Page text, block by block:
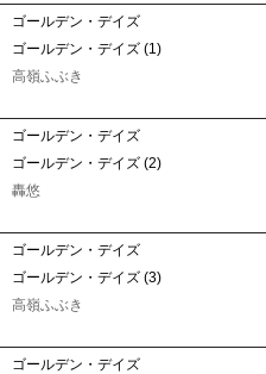
ゴールデン・デイズ
ゴールデン・デイズ (1)
高嶺ふぶき
ゴールデン・デイズ
ゴールデン・デイズ (2)
轟悠
ゴールデン・デイズ
ゴールデン・デイズ (3)
高嶺ふぶき
ゴールデン・デイズ